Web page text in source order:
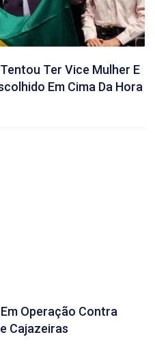
Ter Vice Mulher E
Em Cima Da Hora
Operação Contra
Cajazeiras